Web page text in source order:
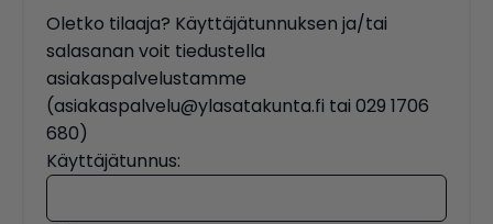
Oletko tilaaja? Käyttäjätunnuksen ja/tai
salasanan voit tiedustella
asiakaspalvelustamme
(asiakaspalvelu@ylasatakunta.fi tai 029 1706
680)
Käyttäjätunnus: